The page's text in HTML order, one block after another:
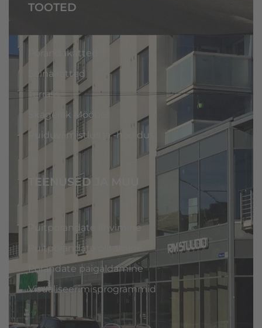
TOOTED
Põrandakatted
Seinakatted
Terrass
Skagerak Mööbel
Puiduviimistlus ja -hooldus
TEENUSED JA MUU
Puitpõrandate lihvimine
Puitpõrandate õlitamine
Põrandate paigaldamine
Visualiseerimisprogrammid